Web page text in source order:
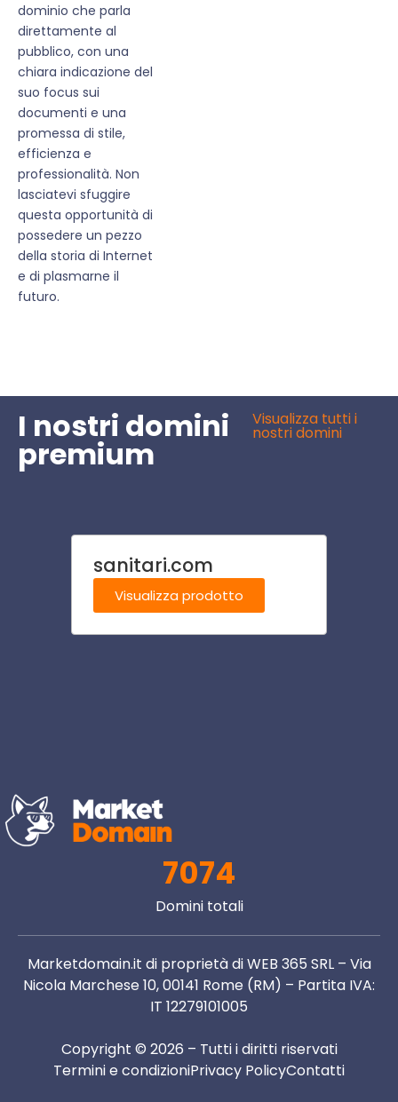
dominio che parla
direttamente al
pubblico, con una
chiara indicazione del
suo focus sui
documenti e una
promessa di stile,
efficienza e
professionalità. Non
lasciatevi sfuggire
questa opportunità di
possedere un pezzo
della storia di Internet
e di plasmarne il
futuro.
I nostri domini
premium
Visualizza tutti i
nostri domini
sanitari.com
Visualizza prodotto
7074
Domini totali
Marketdomain.it di proprietà di WEB 365 SRL – Via
Nicola Marchese 10, 00141 Rome (RM) – Partita IVA:
IT 12279101005
Copyright © 2026 – Tutti i diritti riservati
Termini e condizioniPrivacy PolicyContatti